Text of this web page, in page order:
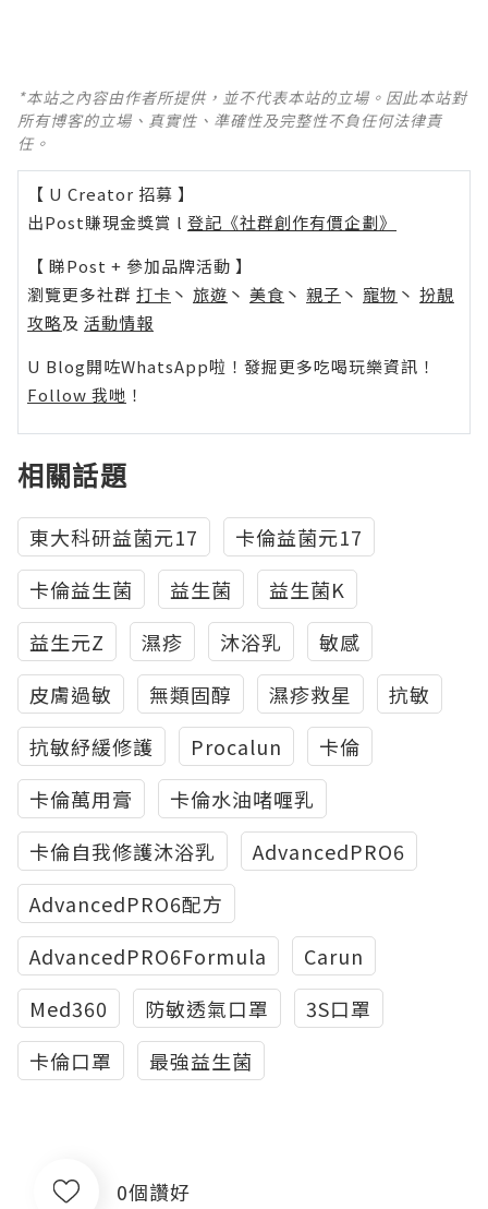
*本站之內容由作者所提供，並不代表本站的立場。因此本站對
所有博客的立場、真實性、準確性及完整性不負任何法律責
任。
【 U Creator 招募 】
出Post賺現金獎賞 l 登記《社群創作有價企劃》
【 睇Post + 參加品牌活動 】
瀏覽更多社群 打卡 丶 旅遊 丶 美食 丶 親子 丶 寵物 丶 扮靚
攻略及 活動情報
U Blog開咗WhatsApp啦！發掘更多吃喝玩樂資訊！
Follow 我哋 ！
相關話題
東大科研益菌元17
卡倫益菌元17
卡倫益生菌
益生菌
益生菌K
益生元Z
濕疹 沐浴乳
敏感
皮膚過敏
無類固醇 濕疹救星
抗敏
抗敏紓緩修護
Procalun
卡倫
卡倫萬用膏
卡倫水油啫喱乳
卡倫自我修護沐浴乳
AdvancedPRO6
AdvancedPRO6配方
AdvancedPRO6Formula
Carun
Med360
防敏透氣口罩
3S口罩
卡倫口罩
最強益生菌
0個讚好